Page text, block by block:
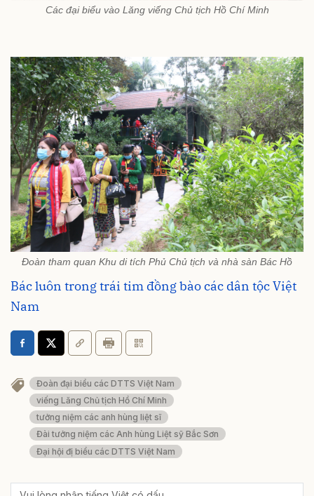
Các đại biểu vào Lăng viếng Chủ tịch Hồ Chí Minh
Đoàn tham quan Khu di tích Phủ Chủ tịch và nhà sàn Bác Hồ
Bác luôn trong trái tim đồng bào các dân tộc Việt
Nam
Đoàn đại biểu các DTTS Việt Nam
viếng Lăng Chủ tịch Hồ Chí Minh
tưởng niệm các anh hùng liệt sĩ
Đài tưởng niệm các Anh hùng Liệt sỹ Bắc Sơn
Đại hội đị biểu các DTTS Việt Nam